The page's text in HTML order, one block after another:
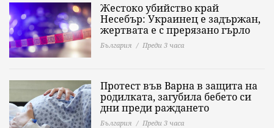
Жестоко убийство край
Несебър: Украинец е задържан,
жертвата е с прерязано гърло
България Преди 3 часа
Протест във Варна в защита на
родилката, загубила бебето си
дни преди раждането
България Преди 3 часа